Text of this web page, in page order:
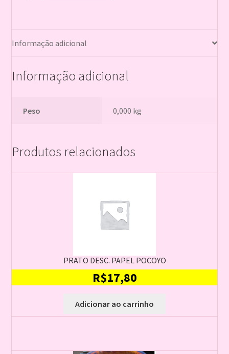
Informação adicional
Informação adicional
Peso 0,000 kg
Produtos relacionados
PRATO DESC. PAPEL POCOYO
R$17,80
Adicionar ao carrinho